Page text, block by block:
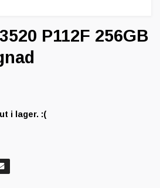
P112F 256GB
i lager. :(